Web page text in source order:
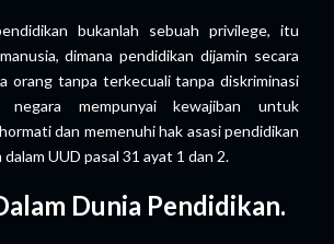
bukanlah sebuah privilege, itu
dimana pendidikan dijamin secara
orang tanpa terkecuali tanpa diskriminasi
negara mempunyai kewajiban untuk
dan memenuhi hak asasi pendidikan
UUD pasal 31 ayat 1 dan 2.
Dunia Pendidikan.